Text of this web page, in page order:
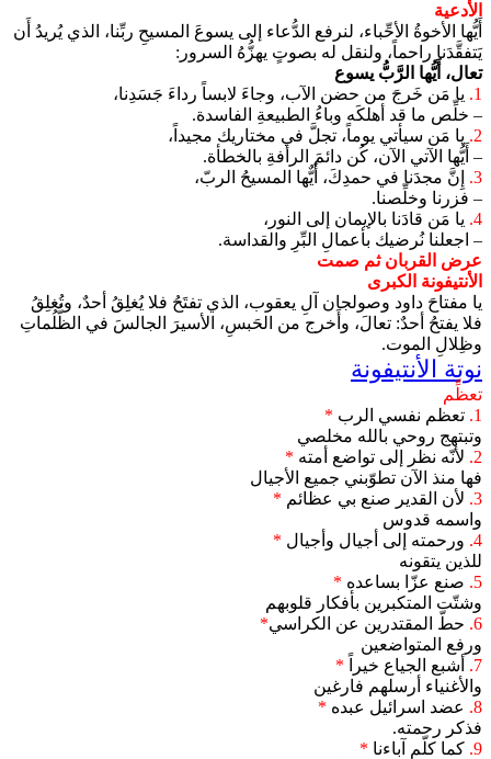
الأدعية
أَيُّها الأخوةُ الأحِّباء، لنرفع الدُّعاء إلى يسوعَ المسيحِ ربِّنا، الذي يُريدُ أَن
يَتفقَّدَنا راحماً، ولنقل له بصوتٍ يهزُّهُ السرور:
تعال، أَيُّها الرَّبُّ يسوع
1. يا مَن خَرجَ من حضن الآب، وجاءَ لابساً رداءَ جَسَدِنا،
– خلِّص ما قد أهلكَه وباءُ الطبيعةِ الفاسدة.
2. يا مَن سيأتي يوماً، تجلَّ في مختاريك مجيداً،
– أَيُّها الآتي الآن، كُن دائمَ الرأفةِ بالخطأة.
3.
إِنَّ مجدَنا في حمدِكَ، أَيٌّها المسيحُ الربّ،
– فزرنا وخلِّصنا.
4. يا مَن قادَنا بالإيمان إلى النور،
– اجعلنا نُرضيك بأعمالِ البِّرِ والقداسة.
عرض القربان ثم صمت
الأنتيفونة الكبرى
يا مفتاحَ داود وصولجان آلِ يعقوب، الذي تفتَحُ فلا يُغلِقُ أحدٌ، وتُغلِقُ
فلا يفتحُ أحدٌ: تعالَ، وأَخرج من الحَبسِ، الأسيرَ الجالسَ في الظُّلُماتِ
وظِلالِ الموت.
نوتة الأنتيفونة
تعظِّم
1. تعظم نفسي الرب *
وتبتهج روحي بالله مخلصي
2. لأنّه نظر إلى تواضع أمته *
فها منذ الآن تطوّبني جميع الأجيال
3. لأن القدير صنع بي عظائم *
واسمه قدوس
4. ورحمته إلى أجيال وأجيال *
للذين يتقونه
5. صنع عزّا بساعده *
وشتّت المتكبرين بأفكار قلوبهم
6. حطّ المقتدرين عن الكراسي*
ورفع المتواضعين
7.
أشبع الجياع خيراً *
والأغنياء أرسلهم فارغين
8. عضد اسرائيل عبده *
فذكر رحمته.
9. كما كلّم آباءنا *